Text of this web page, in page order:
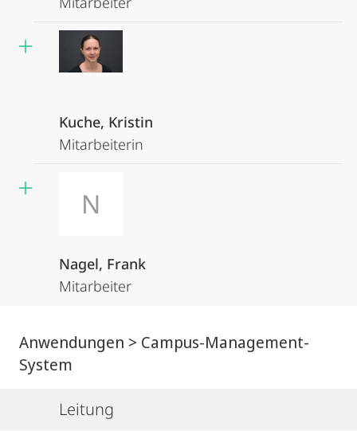
Kuche, Kristin
Mitarbeiterin
N
Nagel, Frank
Mitarbeiter
Anwendungen > Campus-Management-
System
Leitung